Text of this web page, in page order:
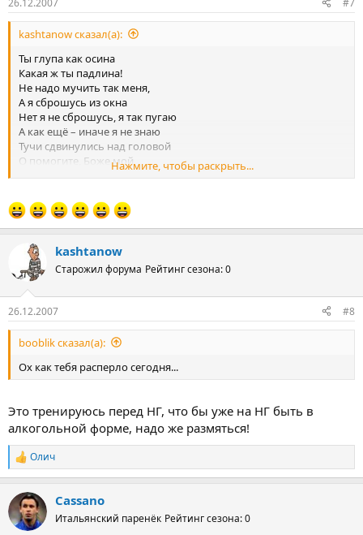
kashtanow сказал(а):
Ты глупа как осина
Какая ж ты падлина!
Не надо мучить так меня,
А я сброшусь из окна
Нет я не сброшусь, я так пугаю
А как ещё – иначе я не знаю
Тучи сдвинулись над головой
О помогите, Боже мой
Как мне жить, бытье пропито
Гробик себе бы заказать
Что бы не льстить, не оболгать
(нет, это тоже не вышло, не идут даже стихи)
Нажмите, чтобы раскрыть...
kashtanow
Старожил форума Рейтинг сезона: 0
26.12.2007 #8
booblik сказал(а):
Ох как тебя расперло сегодня...
Это тренируюсь перед НГ, что бы уже на НГ быть в
алкогольной форме, надо же размяться!
Р
е
к
ц
и
Олич
Cassano
Итальянский паренёк Рейтинг сезона: 0